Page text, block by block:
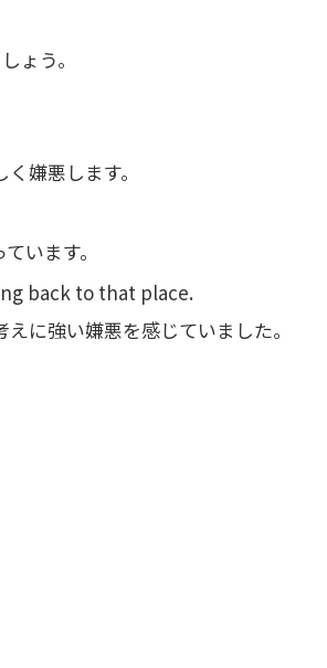
ょう。
嫌悪します。
います。
back to that place.
に強い嫌悪を感じていました。